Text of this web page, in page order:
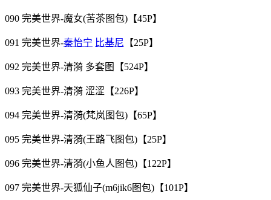
090 完美世界-魔女(苦茶图包)【45P】
091 完美世界-秦怡宁 比基尼 【25P】
092 完美世界-清漪 多套图【524P】
093 完美世界-清漪 涩涩【226P】
094 完美世界-清漪(梵岚图包)【65P】
095 完美世界-清漪(王路飞图包)【25P】
096 完美世界-清漪(小鱼人图包)【122P】
097 完美世界-天狐仙子(m6jik6图包)【101P】